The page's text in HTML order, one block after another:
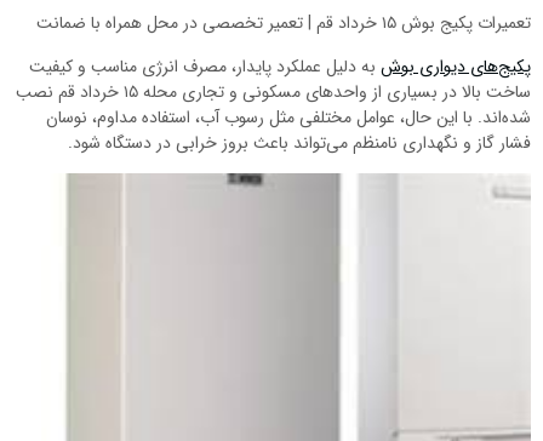
تعمیرات پکیج بوش ۱۵ خرداد قم | تعمیر تخصصی در محل همراه با ضمانت
پکیج‌های دیواری بوش به دلیل عملکرد پایدار، مصرف انرژی مناسب و کیفیت
ساخت بالا در بسیاری از واحدهای مسکونی و تجاری محله ۱۵ خرداد قم نصب
شده‌اند. با این حال، عوامل مختلفی مثل رسوب آب، استفاده مداوم، نوسان
فشار گاز و نگهداری نامنظم می‌تواند باعث بروز خرابی در دستگاه شود.